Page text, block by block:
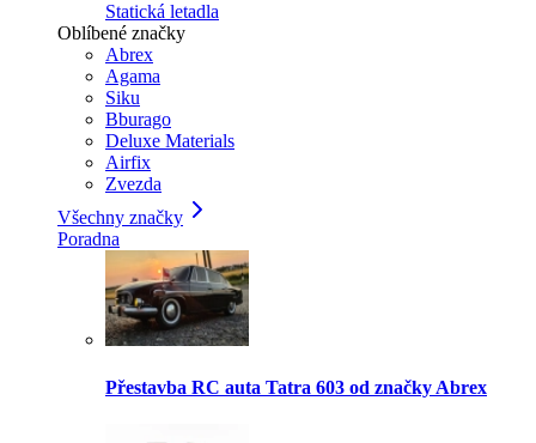
Statická letadla
Oblíbené značky
Abrex
Agama
Siku
Bburago
Deluxe Materials
Airfix
Zvezda
Všechny značky
Poradna
Přestavba RC auta Tatra 603 od značky Abrex